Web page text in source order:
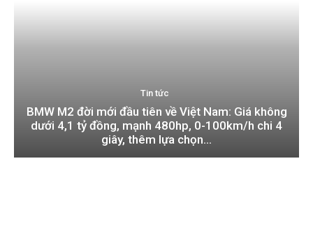
Tin tức
BMW M2 đời mới đầu tiên về Việt Nam: Giá không
dưới 4,1 tỷ đồng, mạnh 480hp, 0-100km/h chi 4
giây, thêm lựa chọn...